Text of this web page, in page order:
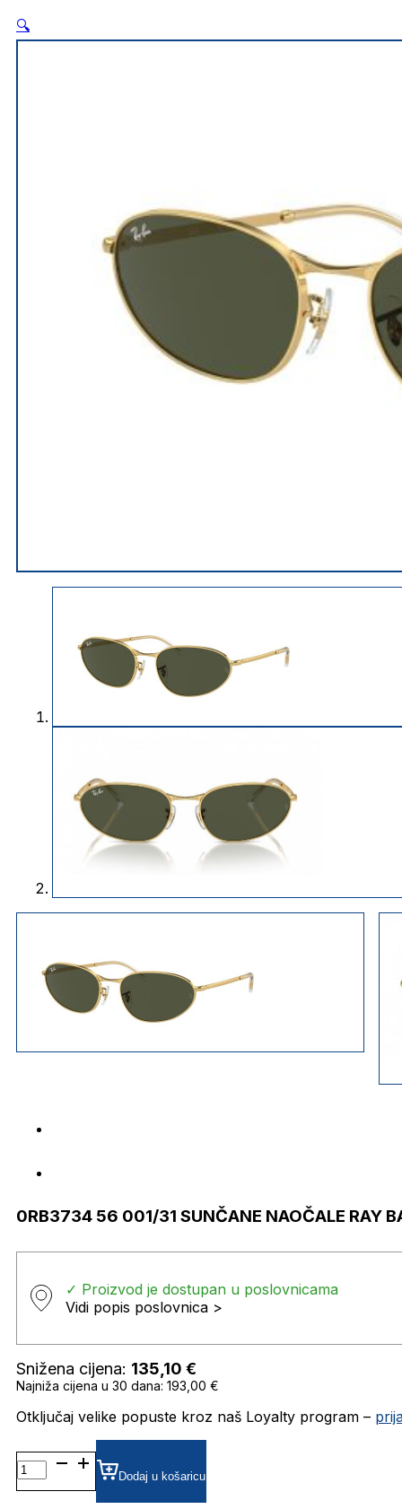
🔍
0RB3734 56 001/31 SUNČANE NAOČALE RAY
✓ Proizvod je dostupan u poslovnicama
Vidi popis poslovnica >
Snižena cijena: 135,10 €
Najniža cijena u 30 dana: 193,00 €
Otključaj velike popuste kroz naš Loyalty program –
0RB3734
56
001/31
Dodaj u košaricu